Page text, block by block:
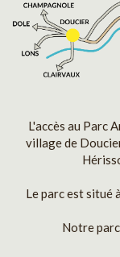
L'accès au Parc
village de
Le parc est situé
Notre